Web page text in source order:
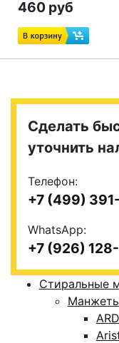
460 руб
Сделать
уточнить
Телефон:
+7 (499)
WhatsApp:
+7 (926)
Стиральные